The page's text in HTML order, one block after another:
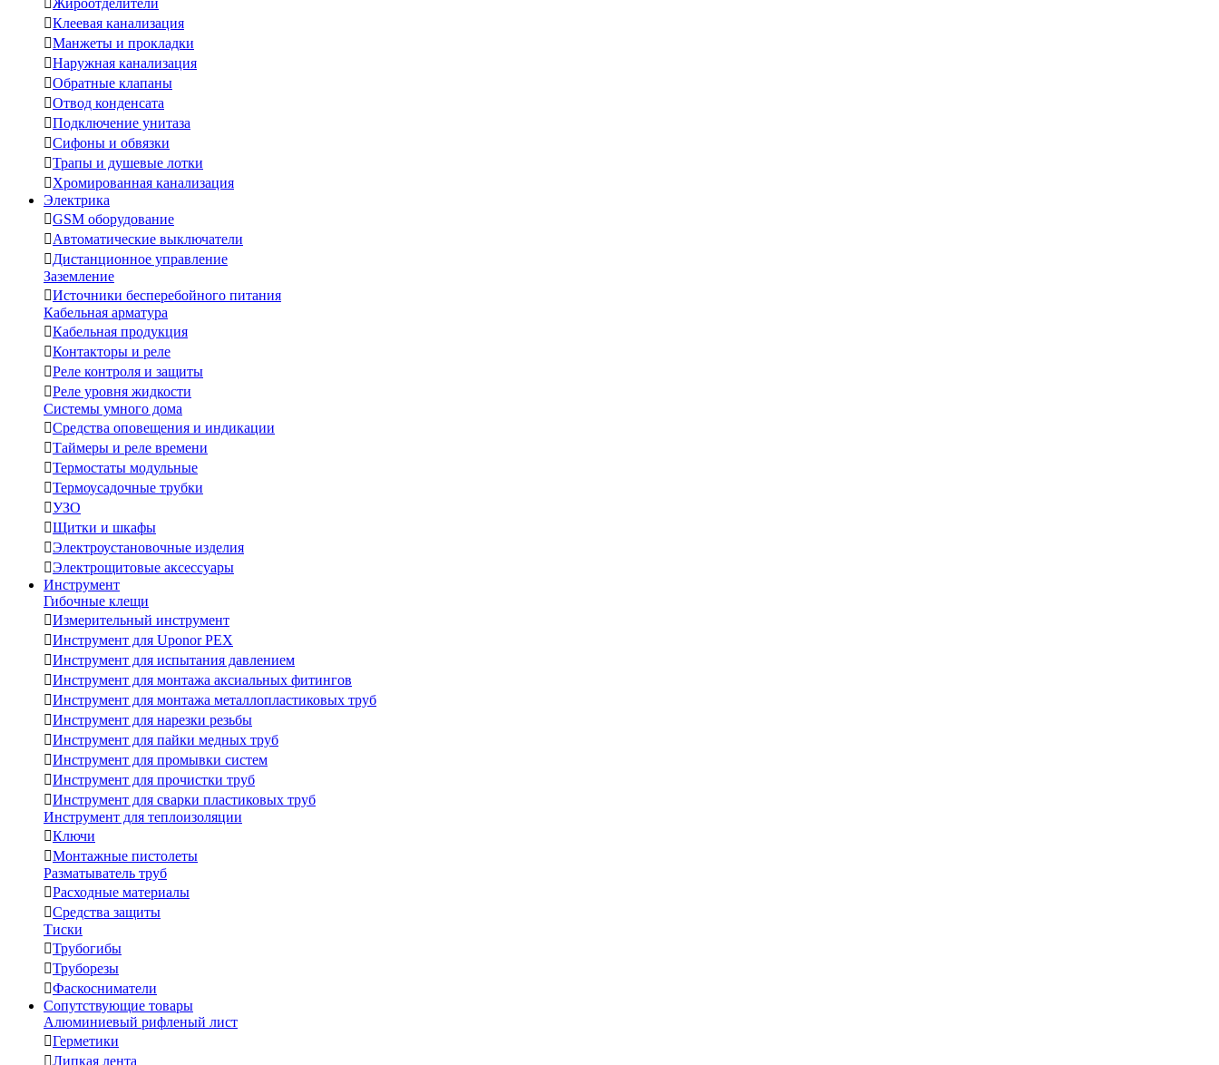
Жироотделители
Клеевая канализация
Манжеты и прокладки
Наружная канализация
Обратные клапаны
Отвод конденсата
Подключение унитаза
Сифоны и обвязки
Трапы и душевые лотки
Хромированная канализация
Электрика
GSM оборудование
Автоматические выключатели
Дистанционное управление
Заземление
Источники бесперебойного питания
Кабельная арматура
Кабельная продукция
Контакторы и реле
Реле контроля и защиты
Реле уровня жидкости
Системы умного дома
Средства оповещения и индикации
Таймеры и реле времени
Термостаты модульные
Термоусадочные трубки
УЗО
Щитки и шкафы
Электроустановочные изделия
Электрощитовые аксессуары
Инструмент
Гибочные клещи
Измерительный инструмент
Инструмент для Uponor PEX
Инструмент для испытания давлением
Инструмент для монтажа аксиальных фитингов
Инструмент для монтажа металлопластиковых труб
Инструмент для нарезки резьбы
Инструмент для пайки медных труб
Инструмент для промывки систем
Инструмент для прочистки труб
Инструмент для сварки пластиковых труб
Инструмент для теплоизоляции
Ключи
Монтажные пистолеты
Разматыватель труб
Расходные материалы
Средства защиты
Тиски
Трубогибы
Труборезы
Фаскосниматели
Сопутствующие товары
Алюминиевый рифленый лист
Герметики
Липкая лента